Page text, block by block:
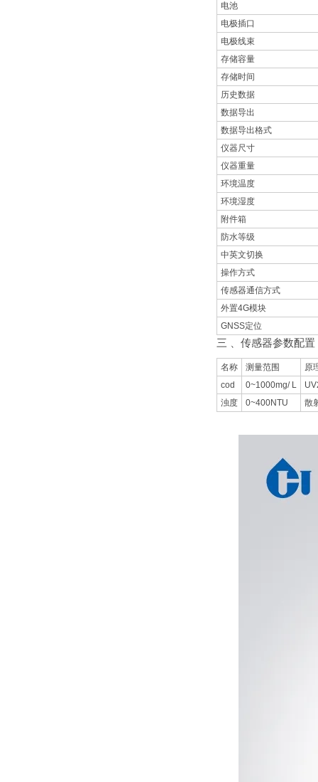
电池
电极插口
电极线束
存储容量
存储时间
历史数据
数据导出
数据导出格式
仪器尺寸
仪器重量
环境温度
环境湿度
附件箱
防水等级
中英文切换
操作方式
传感器通信方式
外置4G模块
GNSS定位
三 、传感器参数配置
名称 测量范围
原
cod
0~1000mg/ L
浊度
0~400NTU 散